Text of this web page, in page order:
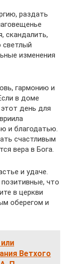
раздать
скандалить,
светлый
изменения
гармонию и
в доме
день для
и благодатью.
счастливым
вера в Бога.
и удаче.
что
в церкви
оберегом и
Ветхого